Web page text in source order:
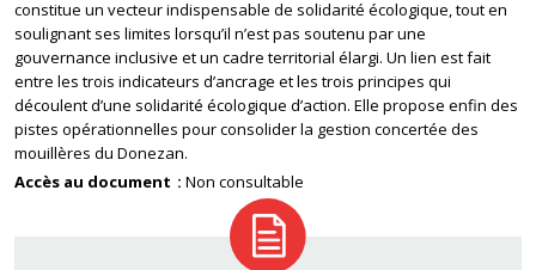
constitue un vecteur indispensable de solidarité écologique, tout en
soulignant ses limites lorsqu’il n’est pas soutenu par une
gouvernance inclusive et un cadre territorial élargi. Un lien est fait
entre les trois indicateurs d’ancrage et les trois principes qui
découlent d’une solidarité écologique d’action. Elle propose enfin des
pistes opérationnelles pour consolider la gestion concertée des
mouillères du Donezan.
Accès au document
Non consultable